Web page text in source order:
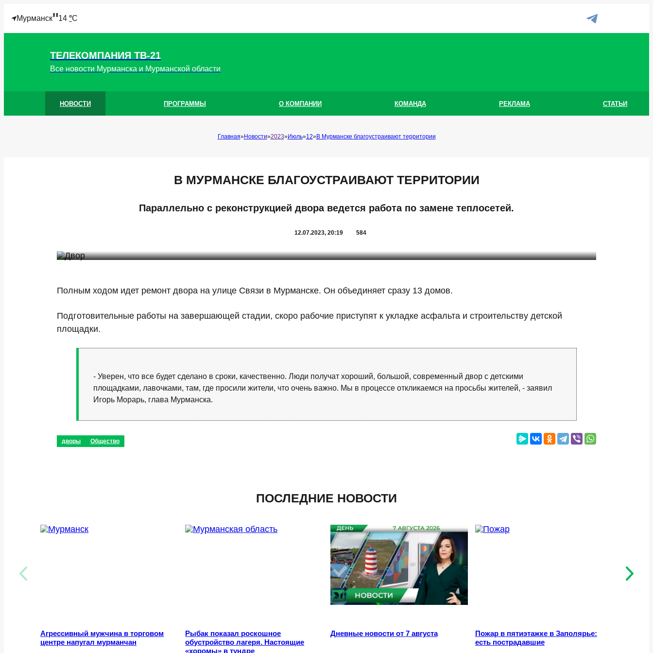
Мурманск"14 °C
ТЕЛЕКОМПАНИЯ ТВ-21
Все новости Мурманска и Мурманской области
НОВОСТИ ПРОГРАММЫ О КОМПАНИИ КОМАНДА РЕКЛАМА СТАТЬИ
Главная Новости 2023 Июль 12 В Мурманске благоустраивают территории
В МУРМАНСКЕ БЛАГОУСТРАИВАЮТ ТЕРРИТОРИИ
Параллельно с реконструкцией двора ведется работа по замене теплосетей.
12.07.2023, 20:19 584
Полным ходом идет ремонт двора на улице Связи в Мурманске. Он объединяет сразу 13 домов.
Подготовительные работы на завершающей стадии, скоро рабочие приступят к укладке асфальта и строительству детской
площадки.
- Уверен, что все будет сделано в сроки, качественно. Люди получат хороший, большой, современный двор с детскими
площадками, лавочками, там, где просили жители, что очень важно. Мы в процессе откликаемся на просьбы жителей, - заявил
Игорь Морарь, глава Мурманска.
дворы Общество
ПОСЛЕДНИЕ НОВОСТИ
Агрессивный мужчина в торговом
центре напугал мурманчан
Рыбак показал роскошное
обустройство лагеря. Настоящие
«хоромы» в тундре
Дневные новости от 7 августа
Пожар в пятиэтажке в Заполярье:
есть пострадавшие